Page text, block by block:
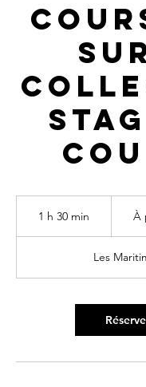
1 h 30 min
m
i
euros
À
Les